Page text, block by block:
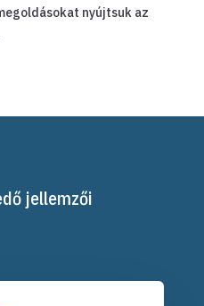
nyújtsuk az
jellemzői